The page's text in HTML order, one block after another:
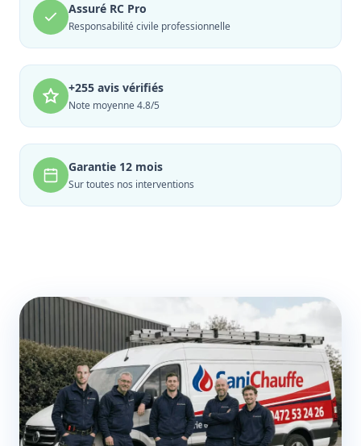
Assuré RC Pro
Responsabilité civile professionnelle
+255 avis vérifiés
Note moyenne 4.8/5
Garantie 12 mois
Sur toutes nos interventions